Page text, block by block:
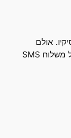
אולם
חזרתי אליו, בשל התכונה הנהדרת של משלוח SMS